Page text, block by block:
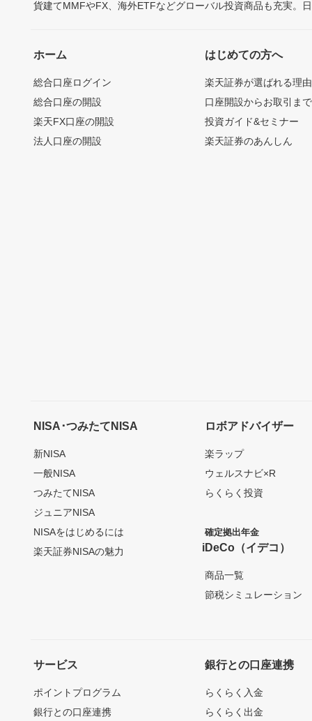
貨建てMMFやFX、海外ETFなどグローバル投資商品も充実。
ホーム
総合口座ログイン
総合口座の開設
楽天FX口座の開設
法人口座の開設
はじめての方へ
楽天証券が選ばれる理由
口座開設からお取引ま
投資ガイド&セミナー
楽天証券のあんしん
NISA･つみたてNISA
新NISA
一般NISA
つみたてNISA
ジュニアNISA
NISAをはじめるには
楽天証券NISAの魅力
ロボアドバイザー
楽ラップ
ウェルスナビ×R
らくらく投資
確定拠出年金
iDeCo（イデコ）
商品一覧
節税シミュレーション
サービス
ポイントプログラム
銀行との口座連携
銀行との口座連携
らくらく入金
らくらく出金